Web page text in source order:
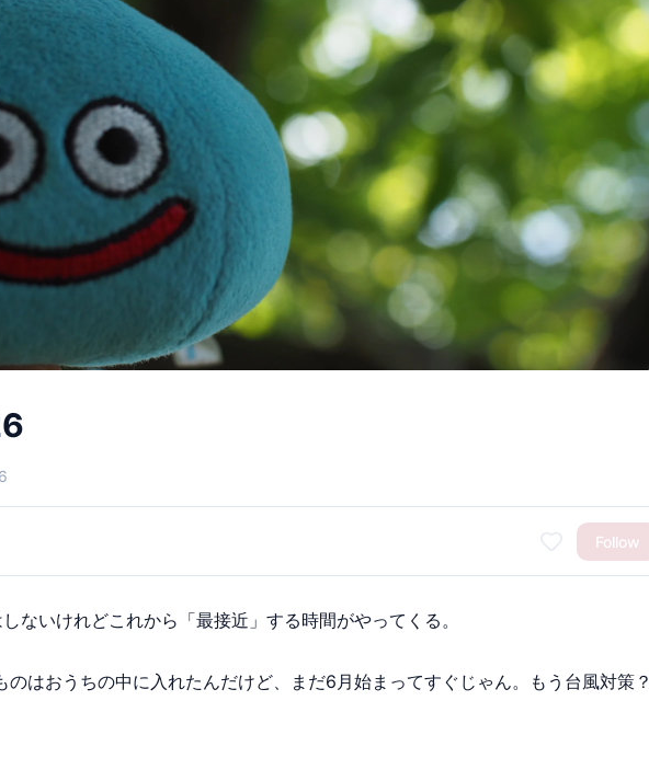
Follow
ないけれどこれから「最接近」する時間がやってくる。
のはおうちの中に入れたんだけど、まだ6月始まってすぐじゃん。もう台風対策？